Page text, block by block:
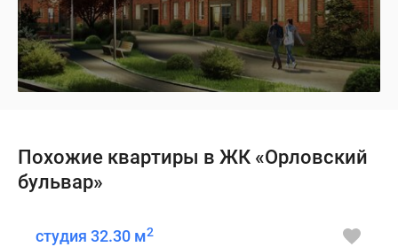
Похожие квартиры в ЖК «Орловский
бульвар»
студия 32.30 м2